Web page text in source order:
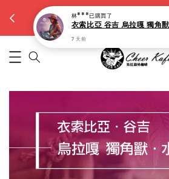
【大容量15g濾掛】滿5件九
越買越省
林***已購買了
7 天前